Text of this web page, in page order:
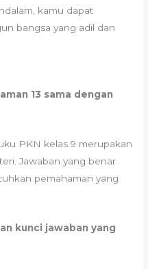
kamu dapat
bangsa yang adil dan
13 sama dengan
PKN kelas 9 merupakan
Jawaban yang benar
pemahaman yang
kunci jawaban yang